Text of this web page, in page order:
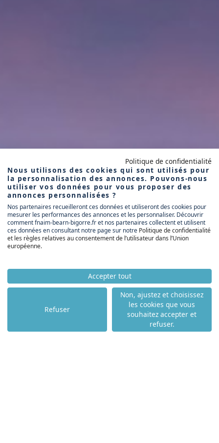
Politique de confidentialité
Nous utilisons des cookies qui sont utilisés pour
la personnalisation des annonces. Pouvons-nous
utiliser vos données pour vous proposer des
annonces personnalisées ?
Nos partenaires recueilleront ces données et utiliseront des cookies pour
mesurer les performances des annonces et les personnaliser. Découvrir
comment fnaim-bearn-bigorre.fr et nos partenaires collectent et utilisent
ces données en consultant notre page sur notre Politique de confidentialité
et les règles relatives au consentement de l’utilisateur dans l’Union
européenne.
Accepter tout
Refuser
Non, ajustez et choisissez
les cookies que vous
souhaitez accepter et
refuser.